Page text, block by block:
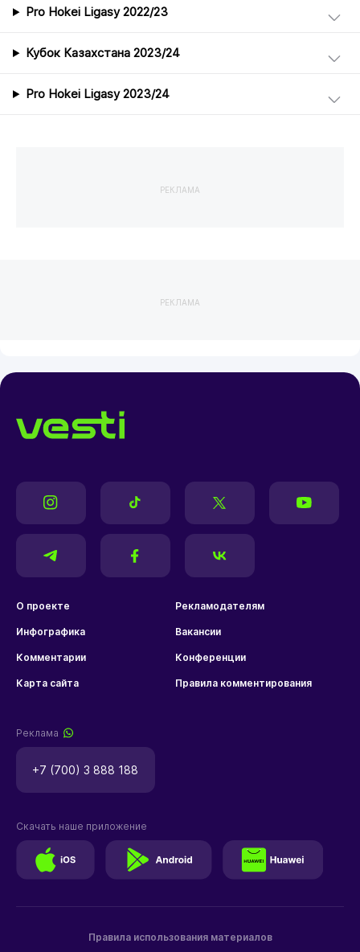
Pro Hokei Ligasy 2022/23
Кубок Казахстана 2023/24
Pro Hokei Ligasy 2023/24
РЕКЛАМА
РЕКЛАМА
О проекте Рекламодателям
Инфографика Вакансии
Комментарии Конференции
Карта сайта Правила комментирования
Реклама
+7 (700) 3 888 188
Правила использования материалов
Скачать наше приложение